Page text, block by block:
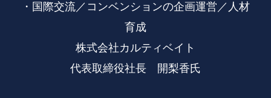
・国際交流／コンベンションの企画運営／人材
育成
株式会社カルティベイト
代表取締役社長 開梨香氏